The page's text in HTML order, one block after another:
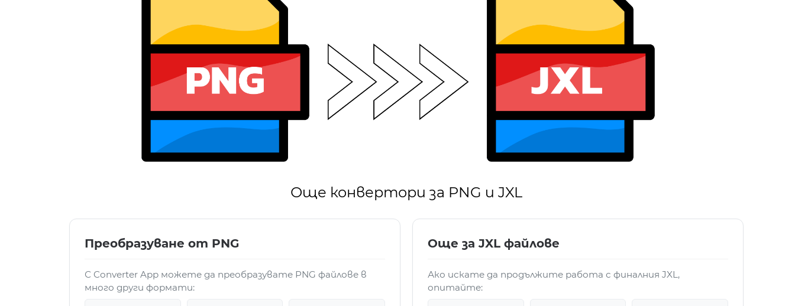
Още конвертори за PNG и JXL
Преобразуване от PNG
С Converter App можете да преобразувате PNG файлове в
много други формати:
Още за JXL файлове
Ако искате да продължите работа с финалния JXL,
опитайте: